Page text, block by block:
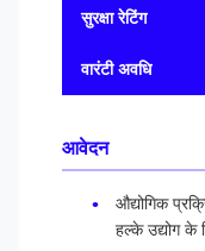
सुरक्षा रेटिंग
वारंटी अवधि
आवेदन
औद्योगिक
हल्के उद्योग के